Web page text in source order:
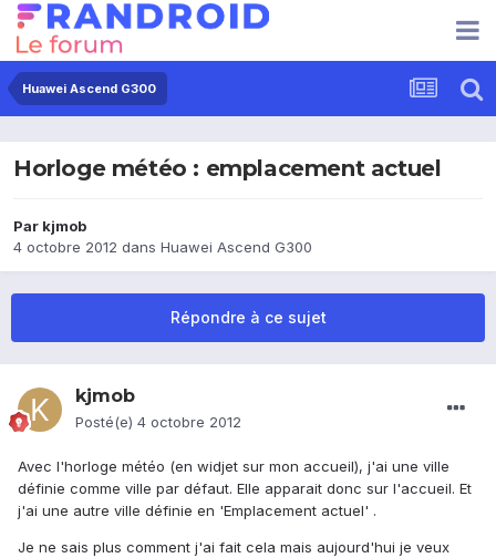
Huawei Ascend G300
Horloge météo : emplacement actuel
Par kjmob
4 octobre 2012 dans Huawei Ascend G300
Répondre à ce sujet
kjmob
Posté(e) 4 octobre 2012
Avec l'horloge météo (en widjet sur mon accueil), j'ai une ville
définie comme ville par défaut. Elle apparait donc sur l'accueil. Et
j'ai une autre ville définie en 'Emplacement actuel' .
Je ne sais plus comment j'ai fait cela mais aujourd'hui je veux